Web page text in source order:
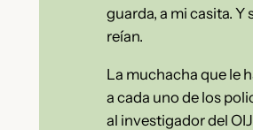
guarda, a mi casita. Y
reían.
La muchacha que le
a cada uno de los
al investigador del OIJ